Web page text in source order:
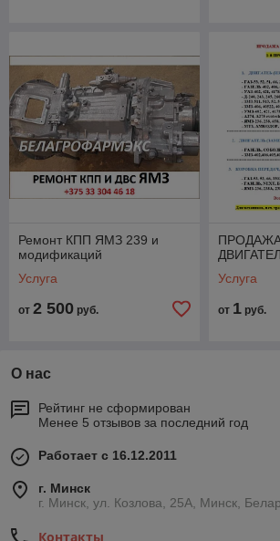
Ремонт КПП ЯМЗ 239 и
модификаций
Услуга
от 2 500 руб.
Услуга
от 1 руб.
О нас
Рейтинг не сформирован
Менее 5 отзывов за последний год
Работает с 16.12.2011
г. Минск
г. Минск, ул. Козлова, 25А, Минск,
Контакты